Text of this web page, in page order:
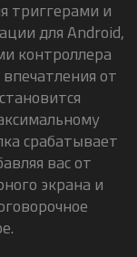
триггерами и
для Android,
контроллера
от
становится
срабатывает
вас от
экрана и